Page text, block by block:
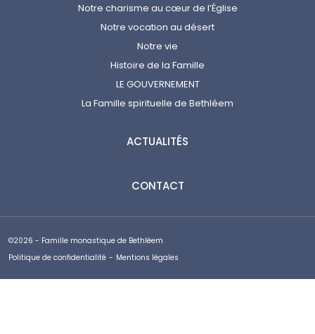
Notre charisme au cœur de l’Église
Notre vocation au désert
Notre vie
Histoire de la Famille
LE GOUVERNEMENT
La Famille spirituelle de Bethléem
ACTUALITÉS
CONTACT
©2026 - Famille monastique de Bethléem
Politique de confidentialité - Mentions légales